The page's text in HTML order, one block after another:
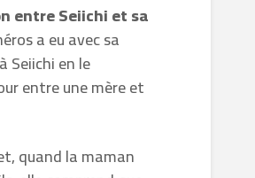
entre Seiichi et sa
a eu avec sa
à Seiichi en le
entre une mère et
quand la maman